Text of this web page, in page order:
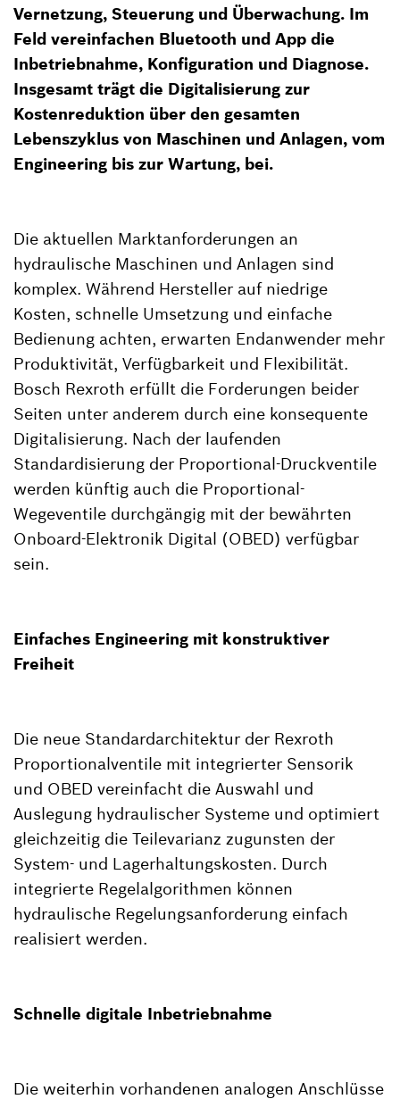
Vernetzung, Steuerung und Überwachung. Im
Feld vereinfachen Bluetooth und App die
Inbetriebnahme, Konfiguration und Diagnose.
Insgesamt trägt die Digitalisierung zur
Kostenreduktion über den gesamten
Lebenszyklus von Maschinen und Anlagen, vom
Engineering bis zur Wartung, bei.
Die aktuellen Marktanforderungen an
hydraulische Maschinen und Anlagen sind
komplex. Während Hersteller auf niedrige
Kosten, schnelle Umsetzung und einfache
Bedienung achten, erwarten Endanwender mehr
Produktivität, Verfügbarkeit und Flexibilität.
Bosch Rexroth erfüllt die Forderungen beider
Seiten unter anderem durch eine konsequente
Digitalisierung. Nach der laufenden
Standardisierung der Proportional-Druckventile
werden künftig auch die Proportional-
Wegeventile durchgängig mit der bewährten
Onboard-Elektronik Digital (OBED) verfügbar
sein.
Einfaches Engineering mit konstruktiver
Freiheit
Die neue Standardarchitektur der Rexroth
Proportionalventile mit integrierter Sensorik
und OBED vereinfacht die Auswahl und
Auslegung hydraulischer Systeme und optimiert
gleichzeitig die Teilevarianz zugunsten der
System- und Lagerhaltungskosten. Durch
integrierte Regelalgorithmen können
hydraulische Regelungsanforderung einfach
realisiert werden.
Schnelle digitale Inbetriebnahme
Die weiterhin vorhandenen analogen Anschlüsse